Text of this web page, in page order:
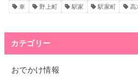
車
野上町 駅家 駅家町 高
カテゴリー
おでかけ情報